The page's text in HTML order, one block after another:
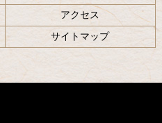
アクセス
サイトマップ